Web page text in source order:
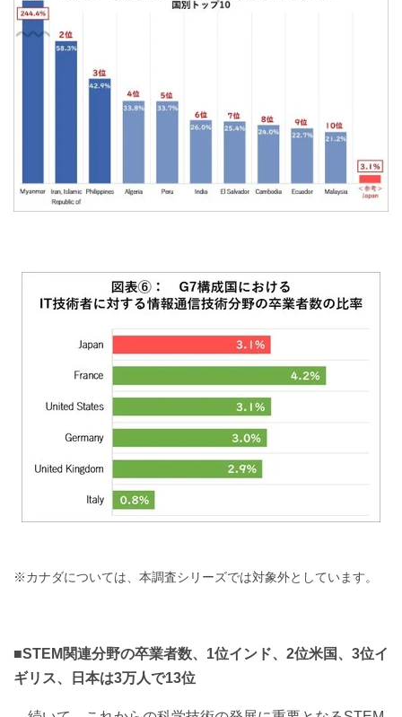
※カナダについては、本調査シリーズでは対象外としています。
■STEM関連分野の卒業者数、1位インド、2位米国、3位イ
ギリス、日本は3万人で13位